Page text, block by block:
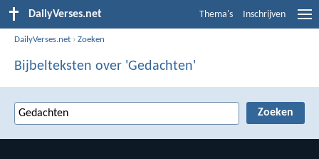
DailyVerses.net Thema's Inschrijven
DailyVerses.net ›Zoeken
Bijbelteksten over 'Gedachten'